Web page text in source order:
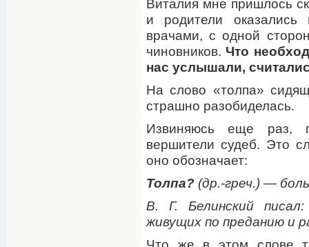
Виталия мне пришлось
и родители
врачами, с одной
чиновников. Что
нас услышали,
На слово «толпа»
страшно разобиделась.
Извиняюсь еще раз,
вершители судеб. Это
оно обозначает:
Толпа? (др.-греч.) —
В. Г. Белинский
живущих по преданию и